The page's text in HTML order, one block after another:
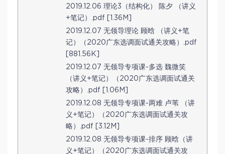
2019.12.06 理论3（结构化） 陈夕 （讲义
+笔记）.pdf [1.36M]
2019.12.07 无领导理论 顾晗 （讲义+笔
记）（2020广东选调面试通关攻略）.pdf
[881.56K]
2019.12.07 无领导专项课-多选 魏微笑
（讲义+笔记）（2020广东选调面试通关
攻略）.pdf [1.06M]
2019.12.08 无领导专项课-两难 卢苇 （讲
义+笔记）（2020广东选调面试通关攻
略）.pdf [3.12M]
2019.12.08 无领导专项课-排序 顾晗（讲
义+笔记）（2020广东选调面试通关攻